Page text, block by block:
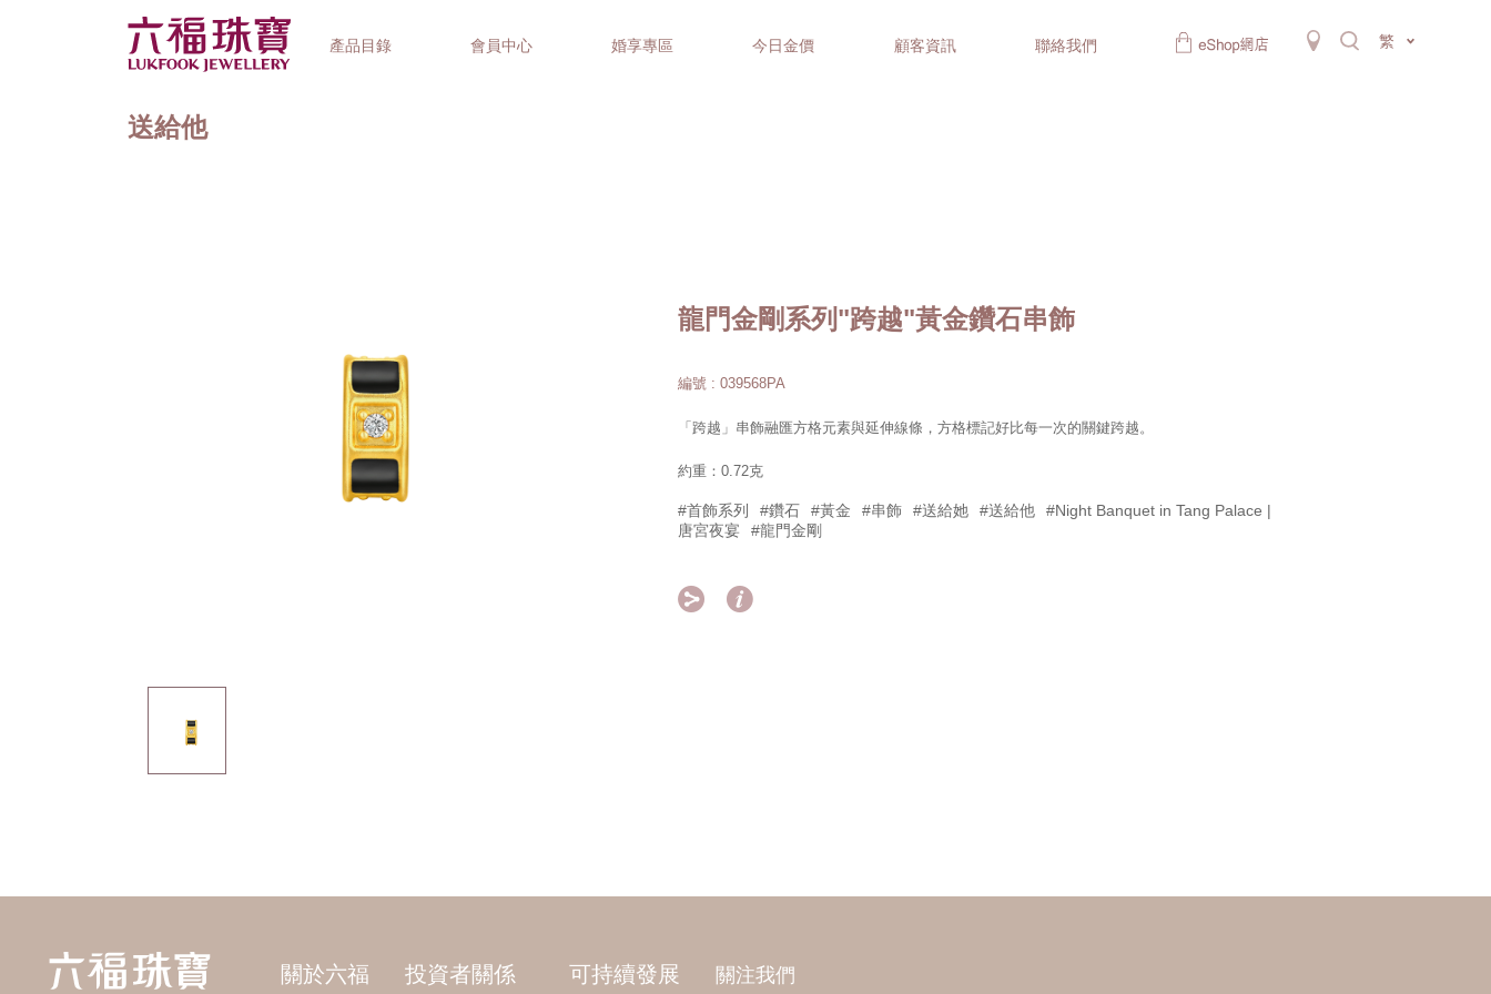
產品目錄 會員中心 婚享專區 今日金價 顧客資訊 聯絡我們 繁
送給他
龍門金剛系列"跨越"黃金鑽石串飾
編號 : 039568PA
「跨越」串飾融匯方格元素與延伸線條，方格標記好比每一次的關鍵跨越。
約重：0.72克
#首飾系列 #鑽石 #黃金 #串飾 #送給她 #送給他
#Night Banquet in Tang Palace |
唐宮夜宴
#龍門金剛
 
關於六福 投資者關係 可持續發展 關注我們